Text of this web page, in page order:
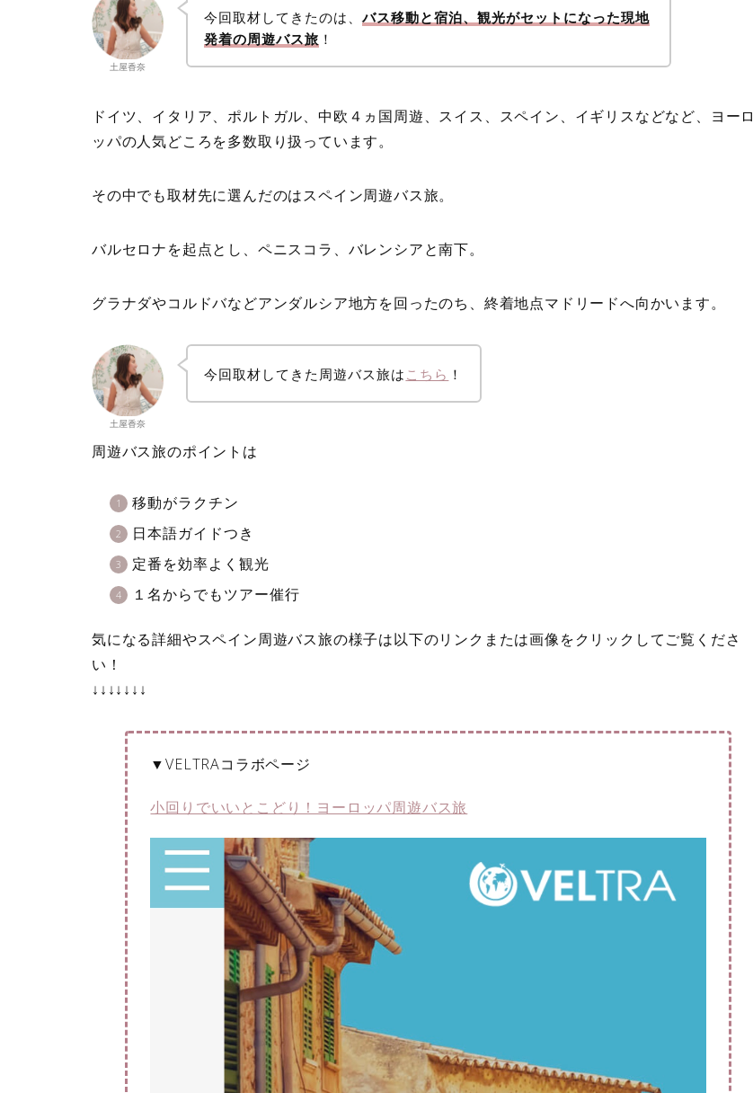
土屋香奈
今回取材してきたのは、バス移動と宿泊、観光がセットになった現地
発着の周遊バス旅 ！
ドイツ、イタリア、ポルトガル、中欧４ヵ国周遊、スイス、スペイン、イギリスなどなど、ヨーロ
ッパの人気どころを多数取り扱っています。
その中でも取材先に選んだのはスペイン周遊バス旅。
バルセロナを起点とし、ペニスコラ、バレンシアと南下。
グラナダやコルドバなどアンダルシア地方を回ったのち、終着地点マドリードへ向かいます。
土屋香奈
今回取材してきた周遊バス旅は こちら ！
周遊バス旅のポイントは
移動がラクチン
日本語ガイドつき
定番を効率よく観光
１名からでもツアー催行
気になる詳細やスペイン周遊バス旅の様子は以下のリンクまたは画像をクリックしてご覧くださ
い！
↓↓↓↓↓↓↓
▼VELTRAコラボページ
小回りでいいとこどり！ヨーロッパ周遊バス旅